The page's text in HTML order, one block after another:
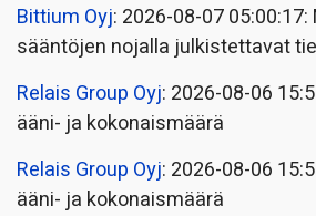
Bittium Oyj: 2026-08-07
sääntöjen nojalla julkistettavat
Relais Group Oyj: 2026-08-06
ääni- ja kokonaismäärä
Relais Group Oyj: 2026-08-06
ääni- ja kokonaismäärä